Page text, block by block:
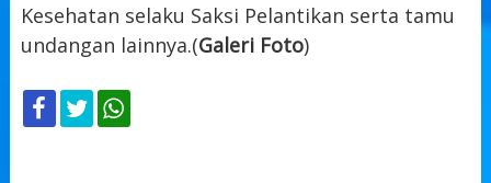
Kesehatan selaku Saksi Pelantikan serta tamu
undangan lainnya.(Galeri Foto)